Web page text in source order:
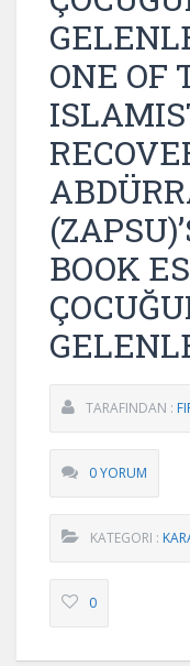
ONE OF
BOOK
TARAFINDAN :
0 YORUM
KATEGORI :
0